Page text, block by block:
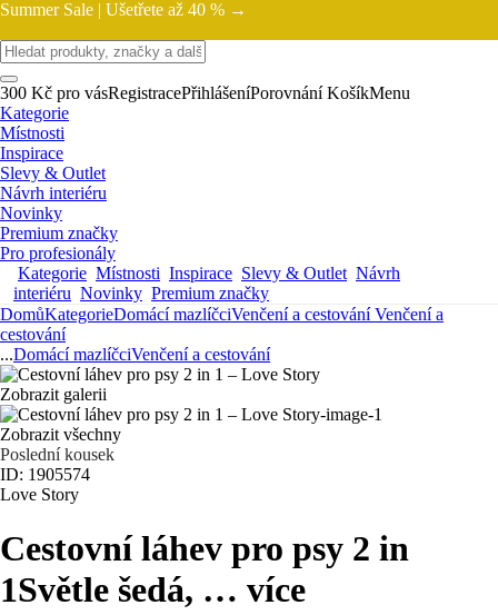
Summer Sale | Ušetřete až 40 % →
300 Kč pro vásRegistracePřihlášeníPorovnání KošíkMenu
Kategorie
Místnosti
Inspirace
Slevy & Outlet
Návrh interiéru
Novinky
Premium značky
Pro profesionály
Kategorie Místnosti Inspirace Slevy & Outlet Návrh
interiéru Novinky Premium značky
DomůKategorieDomácí mazlíčciVenčení a cestováníVenčení a
cestování
...Domácí mazlíčciVenčení a cestování
Zobrazit galerii
Zobrazit všechny
Poslední kousek
ID: 1905574
Love Story
Cestovní láhev pro psy 2 in
1Světle šedá, … více